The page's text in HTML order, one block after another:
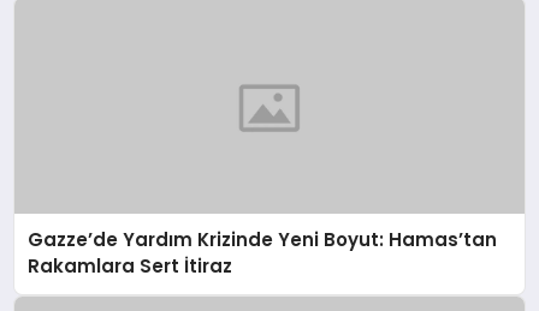
Gazze’de Yardım Krizinde Yeni Boyut: Hamas’tan
Rakamlara Sert İtiraz